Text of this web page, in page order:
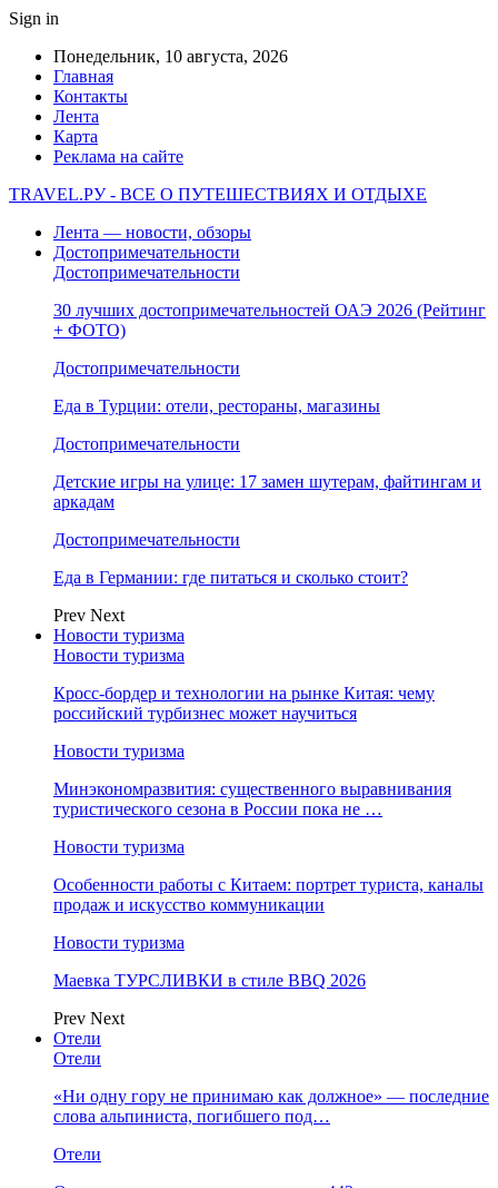
Sign in
Понедельник, 10 августа, 2026
Главная
Контакты
Лента
Карта
Реклама на сайте
TRAVEL.РУ - ВСЕ О ПУТЕШЕСТВИЯХ И ОТДЫХЕ
Лента — новости, обзоры
Достопримечательности
Достопримечательности
30 лучших достопримечательностей ОАЭ 2026 (Рейтинг
+ ФОТО)
Достопримечательности
Еда в Турции: отели, рестораны, магазины
Достопримечательности
Детские игры на улице: 17 замен шутерам, файтингам и
аркадам
Достопримечательности
Еда в Германии: где питаться и сколько стоит?
Prev Next
Новости туризма
Новости туризма
Кросс-бордер и технологии на рынке Китая: чему
российский турбизнес может научиться
Новости туризма
Минэкономразвития: существенного выравнивания
туристического сезона в России пока не …
Новости туризма
Особенности работы с Китаем: портрет туриста, каналы
продаж и искусство коммуникации
Новости туризма
Маевка ТУРСЛИВКИ в стиле BBQ 2026
Prev Next
Отели
Отели
«Ни одну гору не принимаю как должное» — последние
слова альпиниста, погибшего под…
Отели